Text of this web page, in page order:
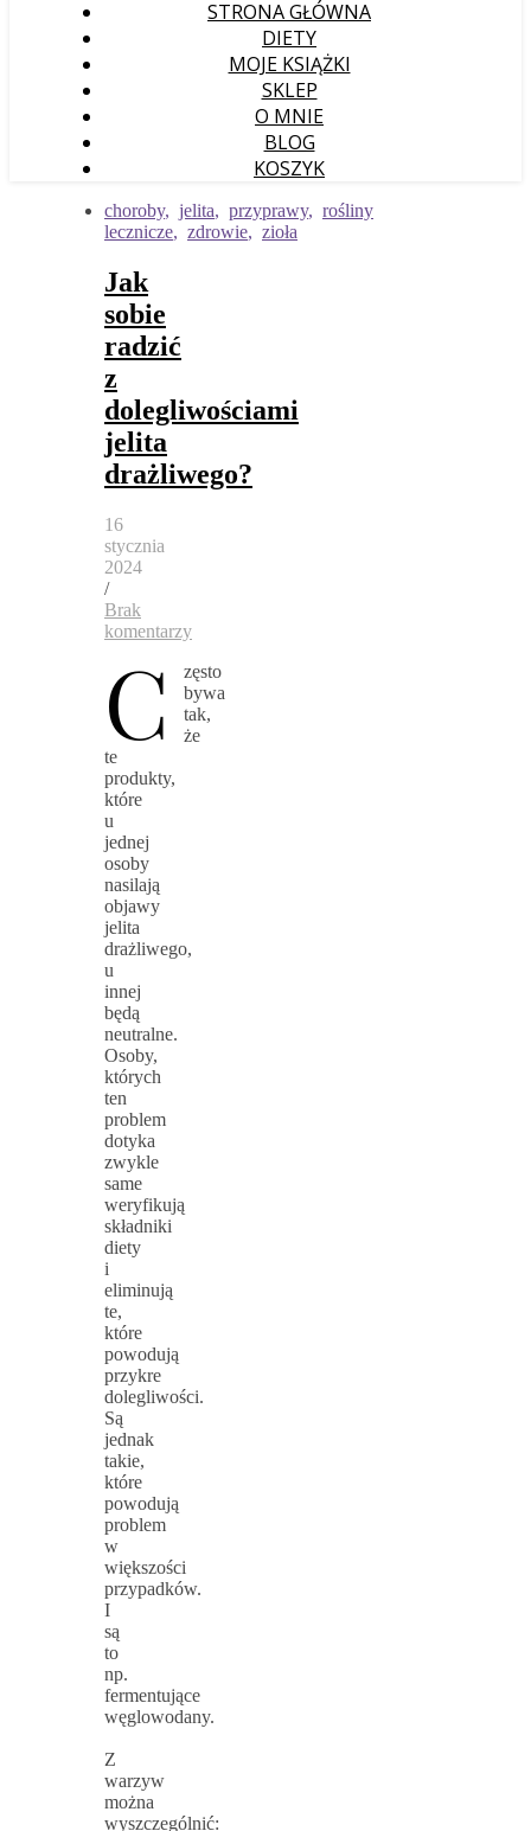
STRONA GŁÓWNA
DIETY
MOJE KSIĄŻKI
SKLEP
O MNIE
BLOG
KOSZYK
choroby, jelita, przyprawy, rośliny
lecznicze, zdrowie, zioła
Jak
sobie
radzić
z
dolegliwościami
jelita
drażliwego?
16
stycznia
2024
/
Brak
komentarzy
C
zęsto
bywa
tak,
że
te
produkty,
które
u
jednej
osoby
nasilają
objawy
jelita
drażliwego,
u
innej
będą
neutralne.
Osoby,
których
ten
problem
dotyka
zwykle
same
weryfikują
składniki
diety
i
eliminują
te,
które
powodują
przykre
dolegliwości.
Są
jednak
takie,
które
powodują
problem
w
większości
przypadków.
I
są
to
np.
fermentujące
węglowodany.
Z
warzyw
można
wyszczególnić: